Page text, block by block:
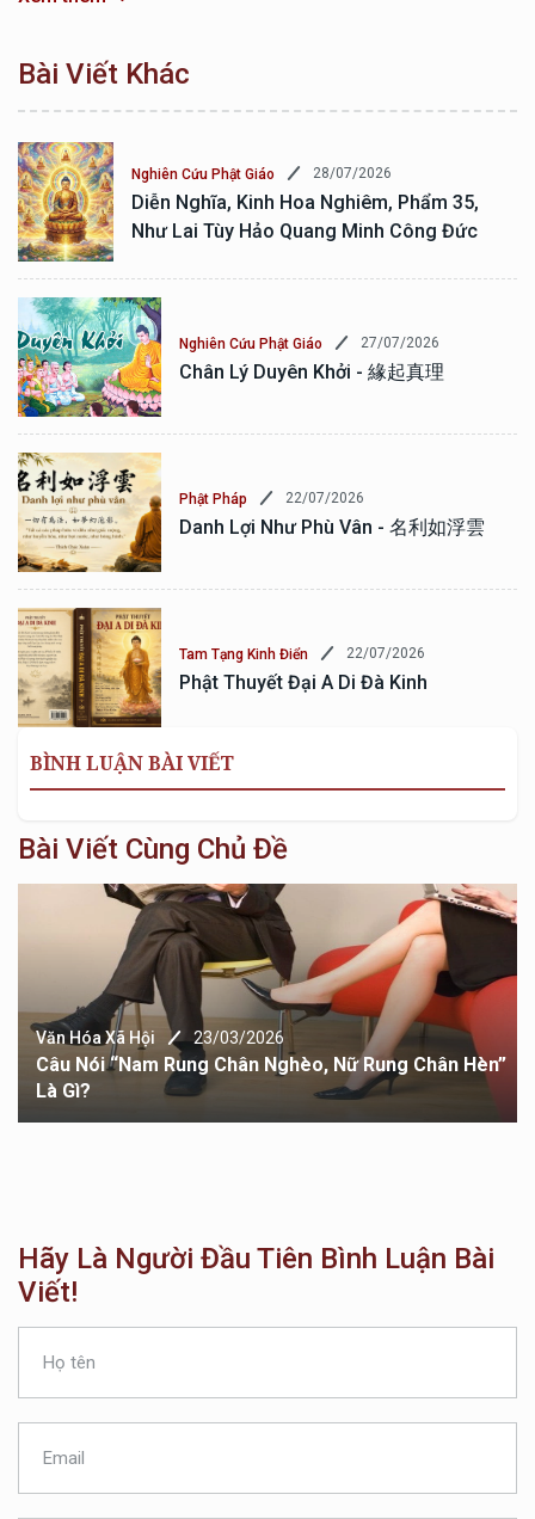
Bài Viết Khác
Nghiên Cứu Phật Giáo 28/07/2026
Diễn Nghĩa, Kinh Hoa Nghiêm, Phẩm 35,
Như Lai Tùy Hảo Quang Minh Công Đức
Nghiên Cứu Phật Giáo 27/07/2026
Chân Lý Duyên Khởi - 緣起真理
Phật Pháp 22/07/2026
Danh Lợi Như Phù Vân - 名利如浮雲
Tam Tạng Kinh Điển 22/07/2026
Phật Thuyết Đại A Di Đà Kinh
BÌNH LUẬN BÀI VIẾT
Bài Viết Cùng Chủ Đề
Văn Hóa Xã Hội 23/03/2026
Câu Nói “Nam Rung Chân Nghèo, Nữ Rung Chân Hèn”
Là Gì?
Hãy Là Người Đầu Tiên Bình Luận Bài
Viết!